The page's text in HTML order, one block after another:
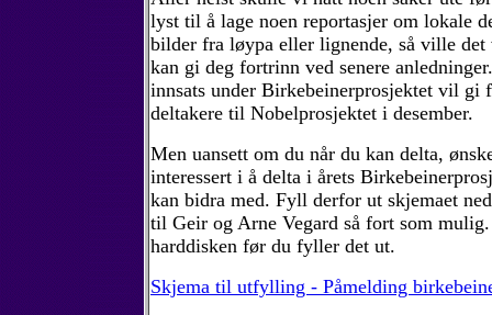
lyst til å lage noen reportasjer om lokale
bilder fra løypa eller lignende, så ville
kan gi deg fortrinn ved senere
innsats under Birkebeinerprosjektet vil gi
deltakere til Nobelprosjektet i desember.
Men uansett om du når du kan delta,
interessert i å delta i årets
kan bidra med. Fyll derfor ut skjemaet
til Geir og Arne Vegard så fort som
harddisken før du fyller det ut.
Skjema til utfylling - Påmelding